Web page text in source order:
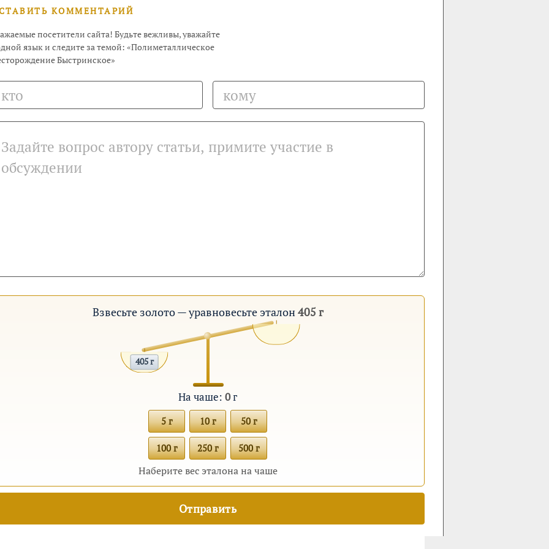
КОММЕНТАРИЙ
посетители сайта! Будьте вежливы, уважайте
язык и следите за темой: «Полиметаллическое
Быстринское»
Взвесьте золото — уравновесьте эталон405 г
405 г
На чаше: 0г
5 г 10 г 50 г
100 г 250 г 500 г
Наберите вес эталона на чаше